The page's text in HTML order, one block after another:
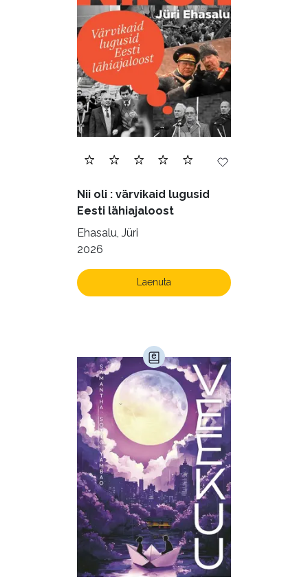
Nii oli : värvikaid lugusid
Eesti lähiajaloost
Ehasalu, Jüri
2026
Laenuta